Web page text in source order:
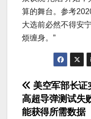
算的舞台。参考
大选前必然不得安
烦缠身。”
文
章
美空军部长证
高超导弹测试失
能获得所需数据